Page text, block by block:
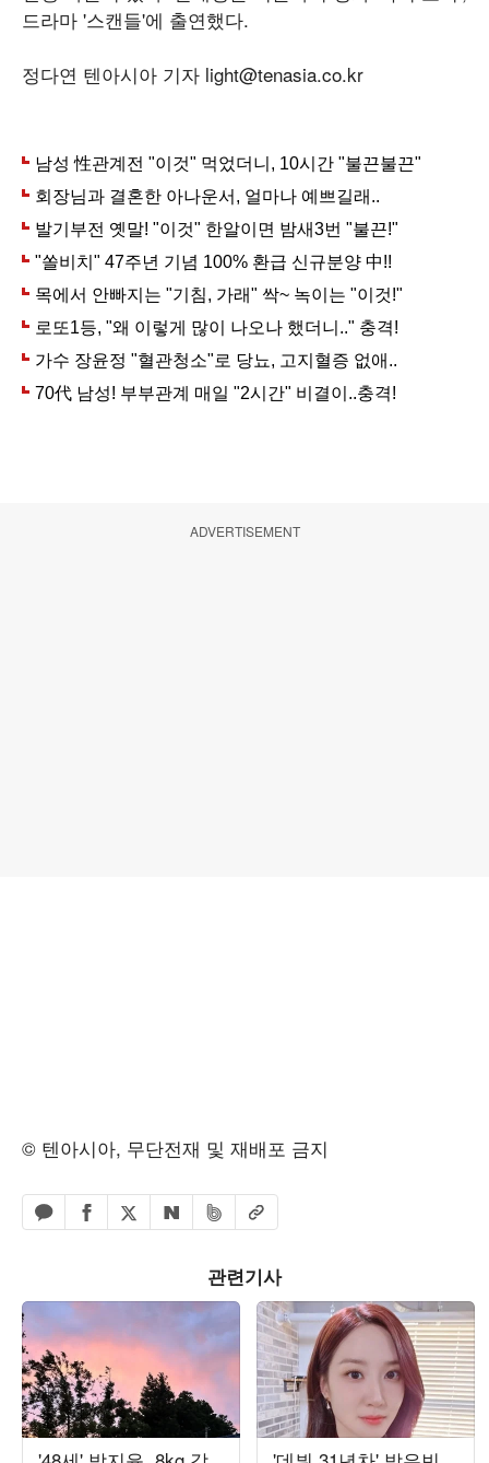
드라마 '스캔들'에 출연했다.
정다연 텐아시아 기자 light@tenasia.co.kr
ADVERTISEMENT
© 텐아시아, 무단전재 및 재배포 금지
카카오톡 공유하기
페이스북 공유하기
엑스 공유하기
네이버 공유하기
밴드 공유하기
URL복사
관련기사